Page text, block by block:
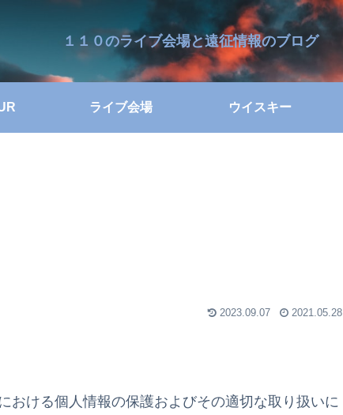
１１０のライブ会場と遠征情報のブログ
ライブ会場 ウイスキー
2023.09.07 2021.05.28
おける個人情報の保護およびその適切な取り扱いに